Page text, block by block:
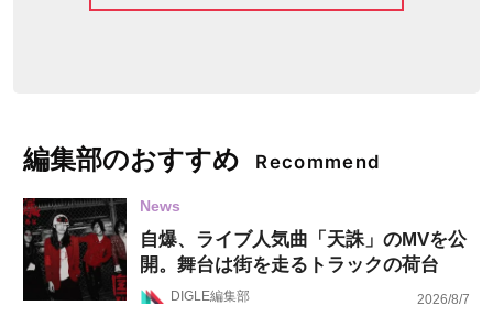
編集部のおすすめ Recommend
News
自爆、ライブ人気曲「天誅」のMVを公
開。舞台は街を走るトラックの荷台
DIGLE編集部 2026/8/7